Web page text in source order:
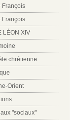
François
François
LÉON XIV
chrétienne
Orient
"sociaux"